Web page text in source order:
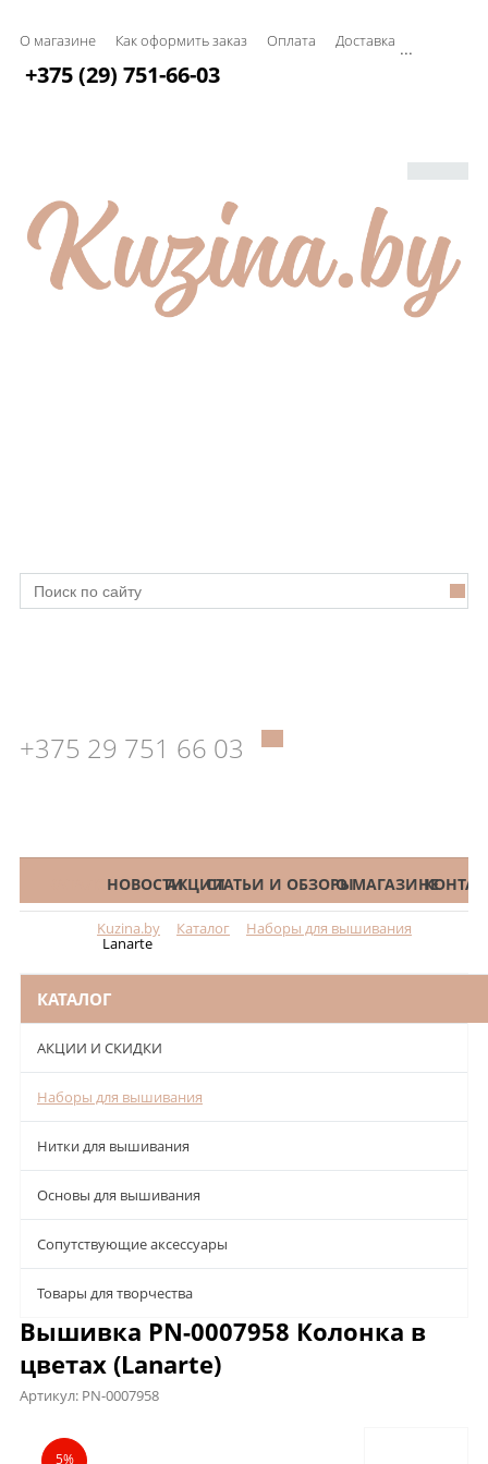
О магазине Как оформить заказ Оплата Доставка ...
+375 (29) 751-66-03
+375 29 751 66 03
КАТАЛОГНОВОСТИАКЦИИСТАТЬИ И ОБЗОРЫО МАГАЗИНЕ
Kuzina.by Каталог Наборы для вышивания
Lanarte
КАТАЛОГ
АКЦИИ И СКИДКИ
Наборы для вышивания
Нитки для вышивания
Основы для вышивания
Сопутствующие аксессуары
Товары для творчества
Вышивка PN-0007958 Колонка в
цветах (Lanarte)
Артикул: PN-0007958
Описание
5%